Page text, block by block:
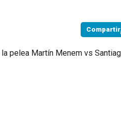
Compartir